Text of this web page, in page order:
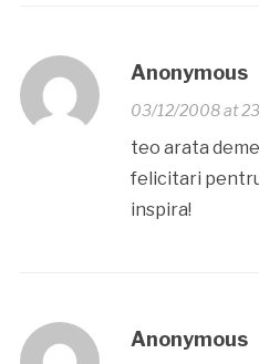
Anonymous
03/12/2008 at
teo arata
felicitari
inspira!
Anonymous